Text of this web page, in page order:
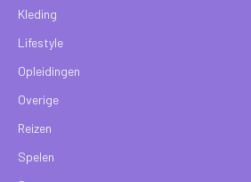
Kleding
Lifestyle
Opleidingen
Overige
Reizen
Spelen